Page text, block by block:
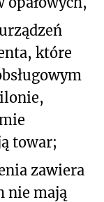
które
towar;
zawiera
nie mają